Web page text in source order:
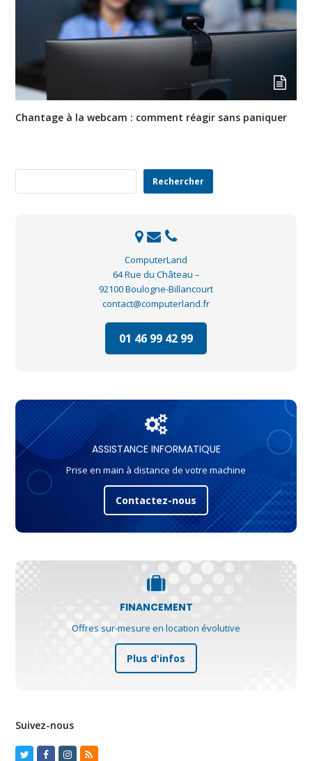
Chantage à la webcam : comment réagir sans paniquer
Rechercher
ComputerLand
64 Rue du Château –
92100 Boulogne-Billancourt
contact@computerland.fr
01 46 99 42 99
ASSISTANCE INFORMATIQUE
Prise en main à distance de votre machine
Contactez-nous
FINANCEMENT
Offres sur-mesure en location évolutive
Plus d'infos
Suivez-nous
TwitterFacebook
Instagram
RSS